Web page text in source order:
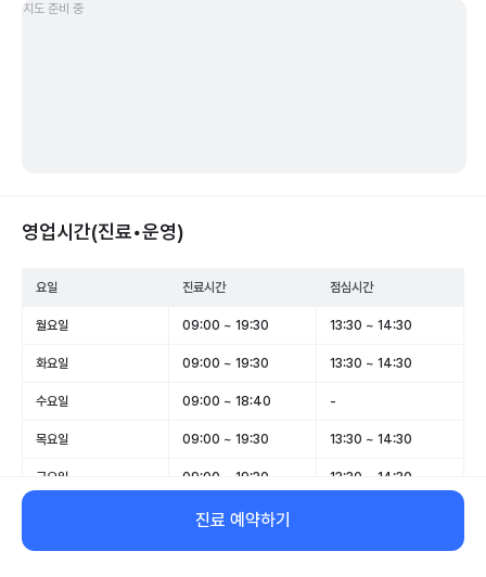
지도 준비 중
영업시간(진료•운영)
요일 진료시간 점심시간
월요일 09:00 ~ 19:30 13:30 ~ 14:30
화요일 09:00 ~ 19:30 13:30 ~ 14:30
수요일 09:00 ~ 18:40 -
목요일 09:00 ~ 19:30 13:30 ~ 14:30
금요일 09:00 ~ 19:30 13:30 ~ 14:30
10:00 ~ 14:00
일요일 09:00 ~ 14:00 -
진료 예약하기